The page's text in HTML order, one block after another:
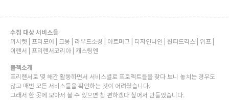
수집 대상 서비스들
위시켓 | 프리모아 | 크몽 | 라우드소싱 | 아트머그 | 디자인나인 | 원티드긱스 | 위프 |
이랜서 | 프리랜서코리아 | 캐스팅엔
플젝소개
프리랜서로 몇 해간 활동하면서 서비스별로 프로젝트들을 찾다 보니 놓치는 경우도
많고 매번 모든 서비스들을 확인하는 것이 어려웠습니다.
그래서 한 곳에 모아서 볼 수 있으면 참 편하겠다 싶어서 만들었습니다.